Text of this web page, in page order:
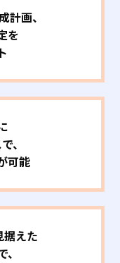
計画、
を
、
可能
据えた